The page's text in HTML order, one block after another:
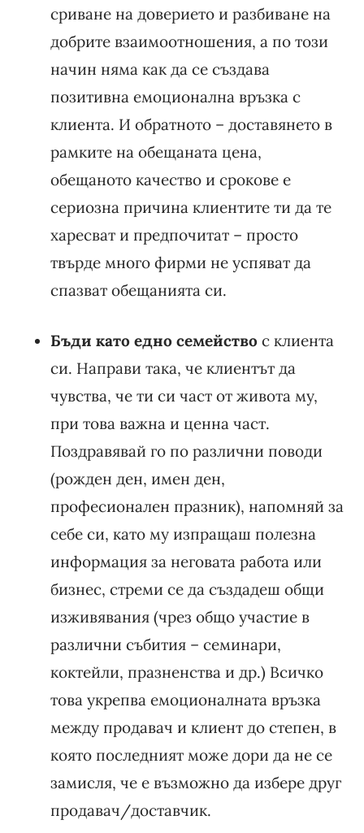
сриване на доверието и разбиване на
добрите взаимоотношения, а по този
начин няма как да се създава
позитивна емоционална връзка с
клиента. И обратното – доставянето в
рамките на обещаната цена,
обещаното качество и срокове е
сериозна причина клиентите ти да те
харесват и предпочитат – просто
твърде много фирми не успяват да
спазват обещанията си.
Бъди като едно семейство с клиента
си. Направи така, че клиентът да
чувства, че ти си част от живота му,
при това важна и ценна част.
Поздравявай го по различни поводи
(рожден ден, имен ден,
професионален празник), напомняй за
себе си, като му изпращаш полезна
информация за неговата работа или
бизнес, стреми се да създадеш общи
изживявания (чрез общо участие в
различни събития – семинари,
коктейли, празненства и др.) Всичко
това укрепва емоционалната връзка
между продавач и клиент до степен, в
която последният може дори да не се
замисля, че е възможно да избере друг
продавач/доставчик.